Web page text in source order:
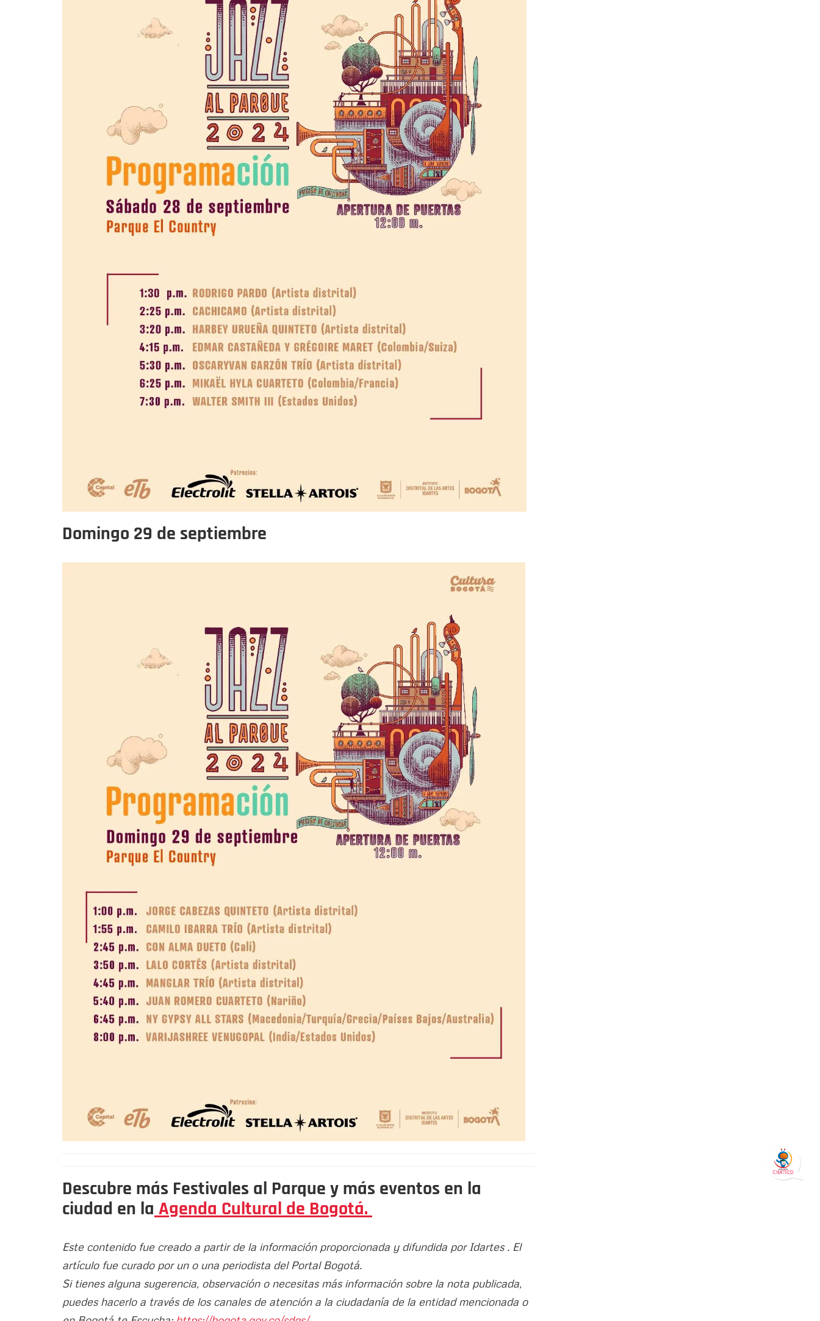
Domingo 29 de septiembre
Descubre más Festivales al Parque y más eventos en la
ciudad en la Agenda Cultural de Bogotá.
Este contenido fue creado a partir de la información proporcionada y difundida por Idartes . El
artículo fue curado por un o una periodista del Portal Bogotá.
Si tienes alguna sugerencia, observación o necesitas más información sobre la nota publicada,
puedes hacerlo a través de los canales de atención a la ciudadanía de la entidad mencionada o